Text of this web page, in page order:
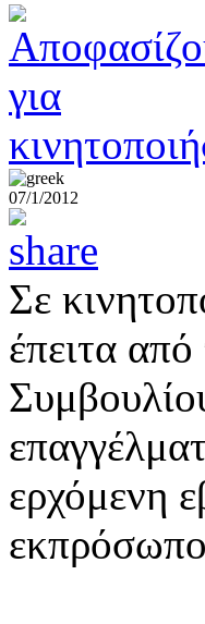
07/1/2012
Σε
έπειτα
ερχόμενη